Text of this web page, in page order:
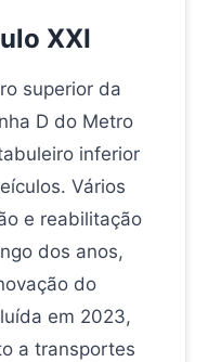
XXI
superior da
D do Metro
inferior
Vários
e reabilitação
dos anos,
do
em 2023,
a transportes